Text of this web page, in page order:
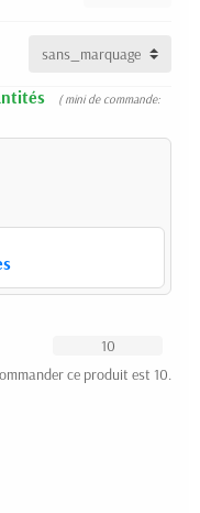
( mini de commande:
ce produit est 10.